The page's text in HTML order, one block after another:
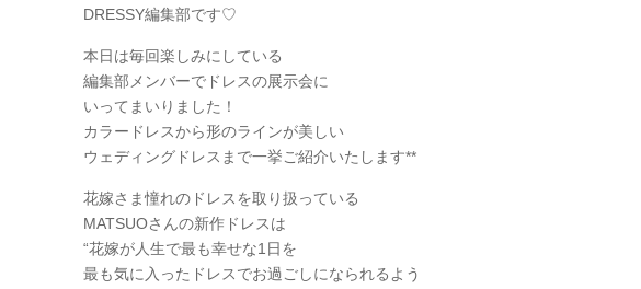
DRESSY編集部です♡
本日は毎回楽しみにしている
編集部メンバーでドレスの展示会に
いってまいりました！
カラードレスから形のラインが美しい
ウェディングドレスまで一挙ご紹介いたします**
花嫁さま憧れのドレスを取り扱っている
MATSUOさんの新作ドレスは
“花嫁が人生で最も幸せな1日を
最も気に入ったドレスでお過ごしになられるよう